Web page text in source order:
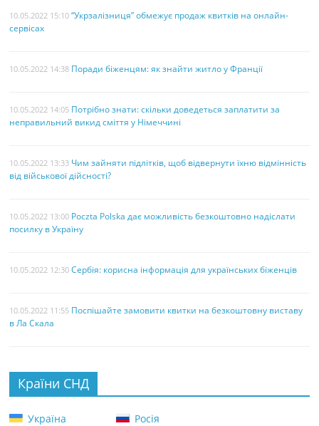
10.05.2022 15:10 “Укрзалізниця” обмежує продаж квитків на онлайн-
сервісах
10.05.2022 14:38 Поради біженцям: як знайти житло у Франції
10.05.2022 14:05 Потрібно знати: скільки доведеться заплатити за
неправильний викид сміття у Німеччині
10.05.2022 13:33 Чим зайняти підлітків, щоб відвернути їхню відмінність
від військової дійсності?
10.05.2022 13:00 Poczta Polska дає можливість безкоштовно надіслати
посилку в Україну
10.05.2022 12:30 Сербія: корисна інформація для українських біженців
10.05.2022 11:55 Поспішайте замовити квитки на безкоштовну виставу
в Ла Скала
Країни СНД
Україна
Росія